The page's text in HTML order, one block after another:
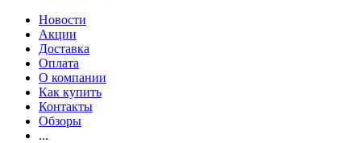
Новости
Акции
Доставка
Оплата
О компании
Как купить
Контакты
Обзоры
...